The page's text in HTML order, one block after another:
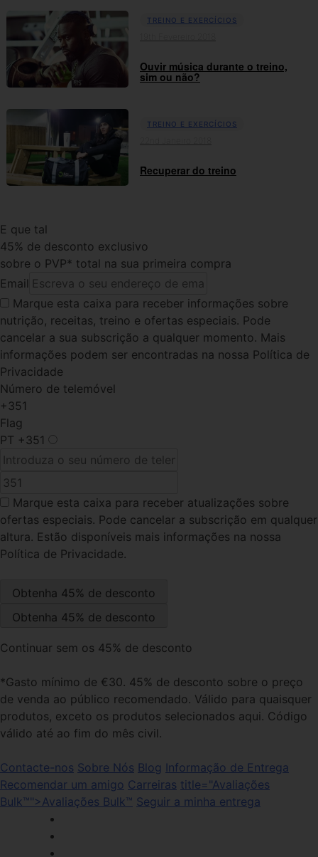
TREINO E EXERCÍCIOS
Ouvir música durante o treino,
sim ou não?
TREINO E EXERCÍCIOS
Recuperar do treino
E que tal
45% de desconto exclusivo
sobre o PVP* total na sua primeira compra
Email
Marque esta caixa para receber informações sobre
nutrição, receitas, treino e ofertas especiais. Pode
cancelar a sua subscrição a qualquer momento. Mais
informações podem ser encontradas na nossa Política de
Privacidade
Número de telemóvel
+351
Flag
PT +351
Marque esta caixa para receber atualizações sobre
ofertas especiais. Pode cancelar a subscrição em qualquer
altura. Estão disponíveis mais informações na nossa
Política de Privacidade.
Continuar sem os 45% de desconto
*Gasto mínimo de €30. 45% de desconto sobre o preço
de venda ao público recomendado. Válido para quaisquer
produtos, exceto os produtos selecionados aqui. Código
válido até ao fim do mês civil.
Contacte-nos Sobre Nós Blog Informação de Entrega
Recomendar um amigo Carreiras title="Avaliações
Bulk™">Avaliações Bulk™ Seguir a minha entrega